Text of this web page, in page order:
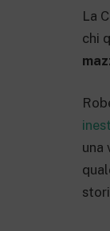
La
chi
una